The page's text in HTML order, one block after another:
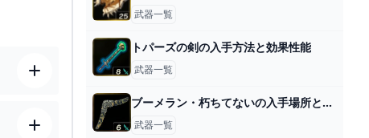
武器一覧
トパーズの剣の入手方法と効果性能
武器一覧
ブーメラン・朽ちてないの入手場所と効果
武器一覧